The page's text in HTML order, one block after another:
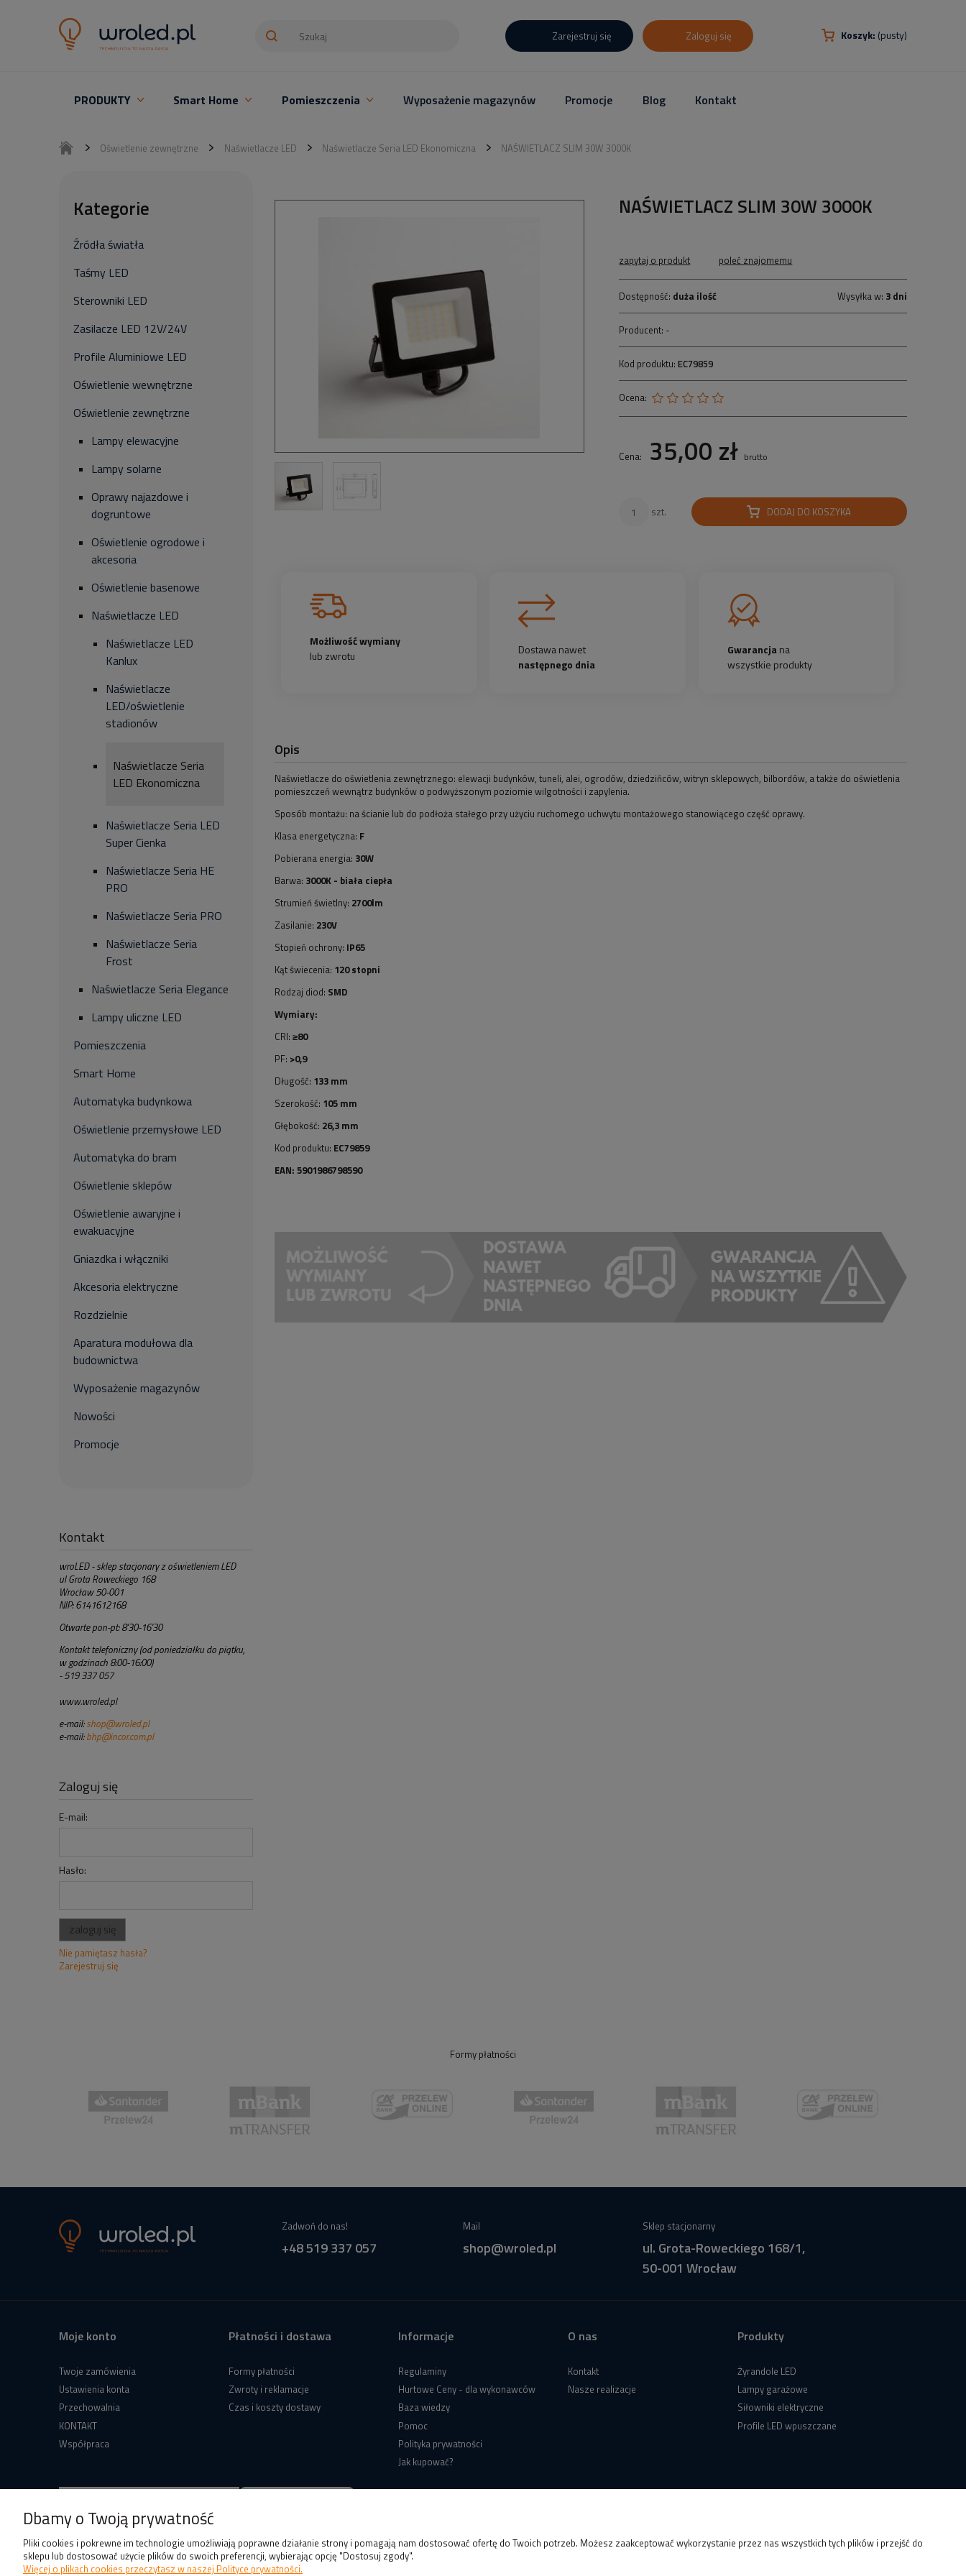
Koszyk: (pusty)
Zarejestruj się Zaloguj się
PRODUKTY Smart Home Pomieszczenia Wyposażenie magazynów Promocje Blog Kontakt
Oświetlenie zewnętrzne Naświetlacze LED Naświetlacze Seria LED Ekonomiczna NAŚWIETLACZ SLIM 30W 3000K
Kategorie
Źródła światła
Taśmy LED
Sterowniki LED
Zasilacze LED 12V/24V
Profile Aluminiowe LED
Oświetlenie wewnętrzne
Oświetlenie zewnętrzne
Lampy elewacyjne
Lampy solarne
Oprawy najazdowe i
dogruntowe
Oświetlenie ogrodowe i
akcesoria
Oświetlenie basenowe
Naświetlacze LED
Naświetlacze LED
Kanlux
Naświetlacze
LED/oświetlenie
stadionów
Naświetlacze Seria
LED Ekonomiczna
Naświetlacze Seria LED
Super Cienka
Naświetlacze Seria HE
PRO
Naświetlacze Seria PRO
Naświetlacze Seria
Frost
Naświetlacze Seria Elegance
Lampy uliczne LED
Pomieszczenia
Smart Home
Automatyka budynkowa
Oświetlenie przemysłowe LED
Automatyka do bram
Oświetlenie sklepów
Oświetlenie awaryjne i
ewakuacyjne
Gniazdka i włączniki
Akcesoria elektryczne
Rozdzielnie
Aparatura modułowa dla
budownictwa
Wyposażenie magazynów
Nowości
Promocje
Kontakt
wroLED - sklep stacjonary z oświetleniem LED
ul Grota Roweckiego 168
Wrocław 50-001
NIP: 6141612168
Otwarte pon-pt: 8'30-16'30
Kontakt telefoniczny (od poniedziałku do piątku,
w godzinach 8:00-16:00)
- 519 337 057
www.wroled.pl
e-mail: shop@wroled.pl
e-mail:bhp@incor.com.pl
Zaloguj się
E-mail:
Hasło:
zaloguj się
Nie pamiętasz hasła?
Zarejestruj się
NAŚWIETLACZ SLIM 30W 3000K
zapytaj o produkt poleć znajomemu
Dostępność: duża ilość Wysyłka w: 3 dni
Producent: -
Kod produktu: EC79859
Ocena:
Cena: 35,00 zł brutto
szt. DODAJ DO KOSZYKA
Możliwość wymiany
lub zwrotu
Dostawa nawet
następnego dnia
Gwarancjana
wszystkie produkty
Opis
Naświetlacze do oświetlenia zewnętrznego: elewacji budynków, tuneli, alei, ogrodów, dziedzińców, witryn sklepowych, bilbordów, a także do oświetlenia
pomieszczeń wewnątrz budynków o podwyższonym poziomie wilgotności i zapylenia.
Sposób montażu: na ścianie lub do podłoża stałego przy użyciu ruchomego uchwytu montażowego stanowiącego część oprawy.
Klasa energetyczna: F
Pobierana energia: 30W
Barwa: 3000K - biała ciepła
Strumień świetlny: 2700lm
Zasilanie: 230V
Stopień ochrony: IP65
Kąt świecenia: 120 stopni
Rodzaj diod: SMD
Wymiary:
CRI: ≥80
PF: >0,9
Długość: 133 mm
Szerokość: 105 mm
Głębokość: 26,3 mm
Kod produktu: EC79859
EAN: 5901986798590
Formy płatności
Zadwoń do nas!
+48 519 337 057
Mail
shop@wroled.pl
Sklep stacjonarny
ul. Grota-Roweckiego 168/1,
50-001 Wrocław
Moje konto
Twoje zamówienia
Ustawienia konta
Przechowalnia
KONTAKT
Współpraca
Płatności i dostawa
Formy płatności
Zwroty i reklamacje
Czas i koszty dostawy
Informacje
Regulaminy
Hurtowe Ceny - dla wykonawców
Baza wiedzy
Pomoc
Polityka prywatności
Jak kupować?
O nas
Kontakt
Nasze realizacje
Produkty
Żyrandole LED
Lampy garażowe
Siłowniki elektryczne
Profile LED wpuszczane
Dbamy o Twoją prywatność
Pliki cookies i pokrewne im technologie umożliwiają poprawne działanie strony i pomagają nam dostosować ofertę do Twoich potrzeb. Możesz zaakceptować wykorzystanie przez nas wszystkich tych plików i przejść do
sklepu lub dostosować użycie plików do swoich preferencji, wybierając opcję "Dostosuj zgody".
Więcej o plikach cookies przeczytasz w naszej Polityce prywatności.